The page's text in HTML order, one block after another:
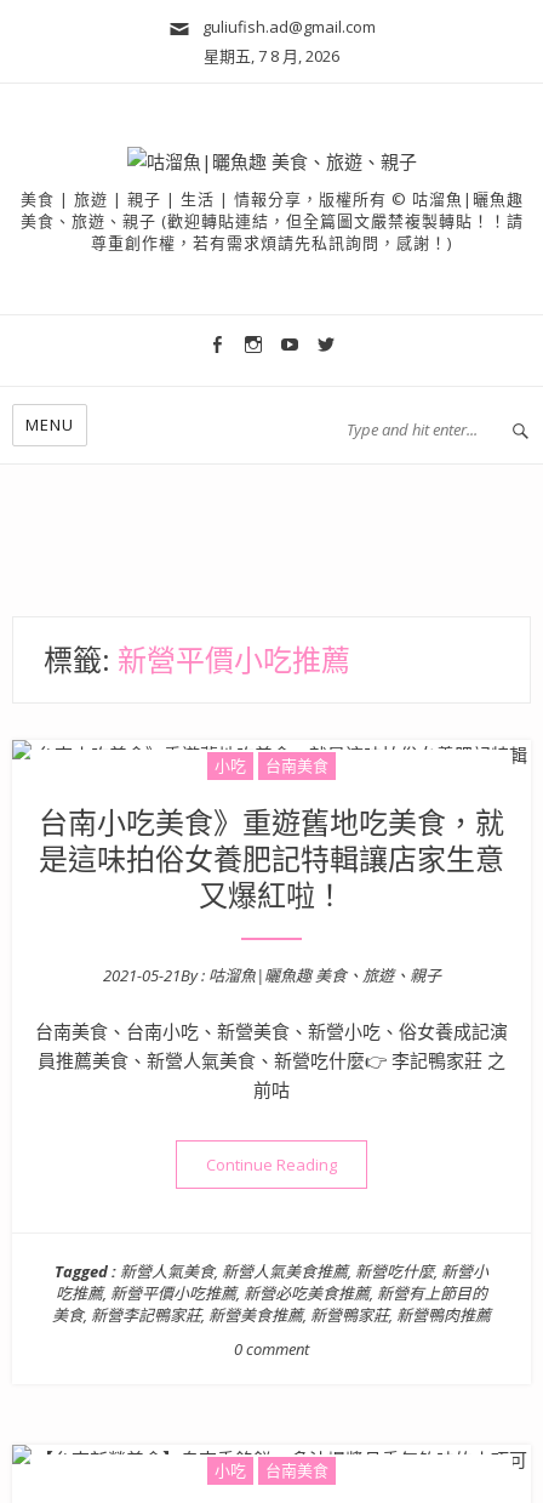
guliufish.ad@gmail.com
星期五, 7 8 月, 2026
美食 | 旅遊 | 親子 | 生活 | 情報分享，版權所有 © 咕溜魚|曬魚趣
美食、旅遊、親子 (歡迎轉貼連結，但全篇圖文嚴禁複製轉貼！！請
尊重創作權，若有需求煩請先私訊詢問，感謝！)
MENU
標籤: 新營平價小吃推薦
小吃 台南美食
台南小吃美食》重遊舊地吃美食，就
是這味拍俗女養肥記特輯讓店家生意
又爆紅啦！
Posted on
2021-05-21By : 咕溜魚|曬魚趣 美食、旅遊、親子
台南美食、台南小吃、新營美食、新營小吃、俗女養成記演
員推薦美食、新營人氣美食、新營吃什麼👉 李記鴨家莊 之
前咕
Continue Reading“台南小吃美食》重遊舊地吃
Tagged : 新營人氣美食, 新營人氣美食推薦, 新營吃什麼, 新營小
吃推薦, 新營平價小吃推薦, 新營必吃美食推薦, 新營有上節目的
美食, 新營李記鴨家莊, 新營美食推薦, 新營鴨家莊, 新營鴨肉推薦
0 comment
小吃 台南美食